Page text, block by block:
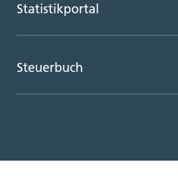
Statistikportal
Steuerbuch